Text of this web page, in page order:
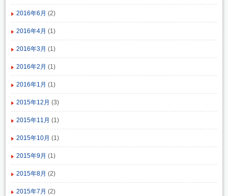
2016年6月 (2)
2016年4月 (1)
2016年3月 (1)
2016年2月 (1)
2016年1月 (1)
2015年12月 (3)
2015年11月 (1)
2015年10月 (1)
2015年9月 (1)
2015年8月 (2)
2015年7月 (2)